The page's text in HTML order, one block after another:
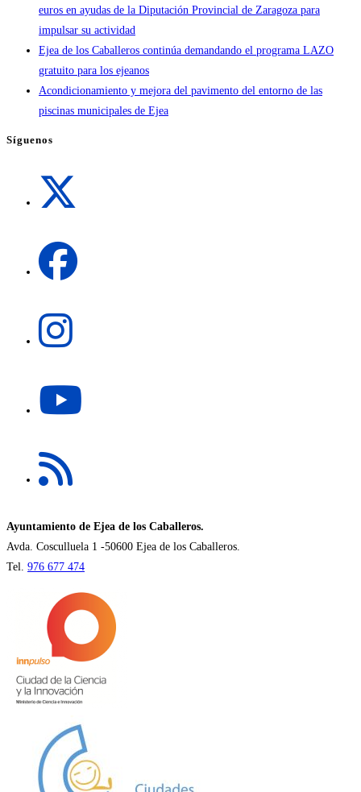
euros en ayudas de la Diputación Provincial de Zaragoza para
impulsar su actividad
Ejea de los Caballeros continúa demandando el programa LAZO
gratuito para los ejeanos
Acondicionamiento y mejora del pavimento del entorno de las
piscinas municipales de Ejea
Síguenos
pestaña
abre
abre
nueva
pestaña
en
nueva
pestaña
Ayuntamiento de Ejea de los Caballeros.
Avda. Cosculluela 1 -50600 Ejea de los Caballeros.
Tel. 976 677 474